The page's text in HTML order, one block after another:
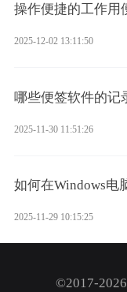
操作便捷的工作用
2025-12-02 13:11:50
哪些便签软件的记
2025-11-30 11:51:26
如何在Windows电
2025-11-29 10:15:25
©2017-